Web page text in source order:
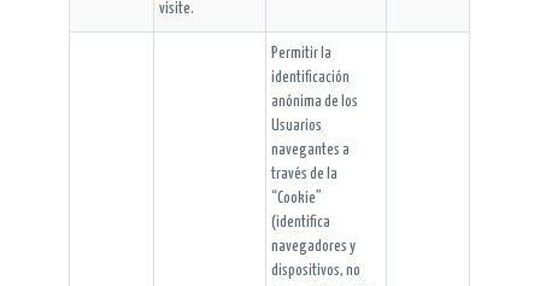
visite.
Permitir la
identificación
anónima de los
Usuarios
navegantes a
través de la
“Cookie”
(identifica
navegadores y
dispositivos, no